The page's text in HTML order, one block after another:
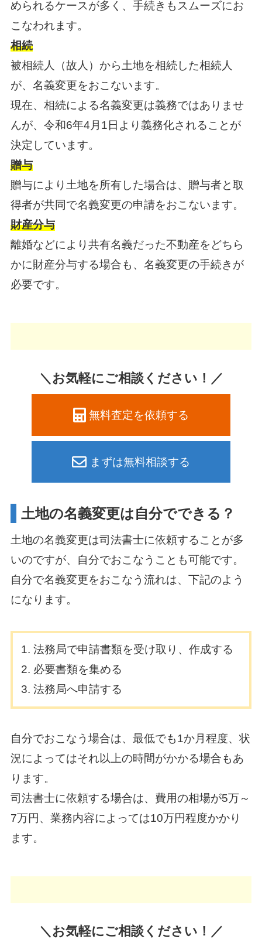
められるケースが多く、手続きもスムーズにお
こなわれます。
相続
被相続人（故人）から土地を相続した相続人
が、名義変更をおこないます。
現在、相続による名義変更は義務ではありませ
んが、令和6年4月1日より義務化されることが
決定しています。
贈与
贈与により土地を所有した場合は、贈与者と取
得者が共同で名義変更の申請をおこないます。
財産分与
離婚などにより共有名義だった不動産をどちら
かに財産分与する場合も、名義変更の手続きが
必要です。
＼お気軽にご相談ください！／
無料査定を依頼する
まずは無料相談する
土地の名義変更は自分でできる？
土地の名義変更は司法書士に依頼することが多
いのですが、自分でおこなうことも可能です。
自分で名義変更をおこなう流れは、下記のよう
になります。
法務局で申請書類を受け取り、作成する
必要書類を集める
法務局へ申請する
自分でおこなう場合は、最低でも1か月程度、状
況によってはそれ以上の時間がかかる場合もあ
ります。
司法書士に依頼する場合は、費用の相場が5万～
7万円、業務内容によっては10万円程度かかり
ます。
＼お気軽にご相談ください！／